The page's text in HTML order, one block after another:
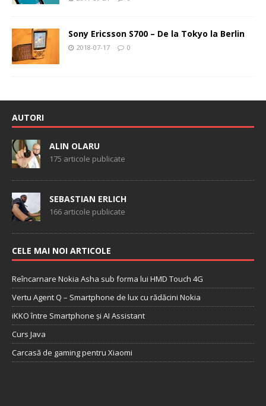
Sony Ericsson S700 – De la Tokyo la Berlin
2018-07-17 0
AUTORI
ALIN OLARU
175 articole publicate
SEBASTIAN ERLICH
166 articole publicate
CELE MAI NOI ARTICOLE
Reîncarnare Nokia Asha sub forma lui HMD Touch 4G
Vertu Agent Q – Smartphone de lux cu rădăcini Nokia
iKKO între Smartphone și AI Assistant
Curs Java
Carcasă de gaming pentru Xiaomi